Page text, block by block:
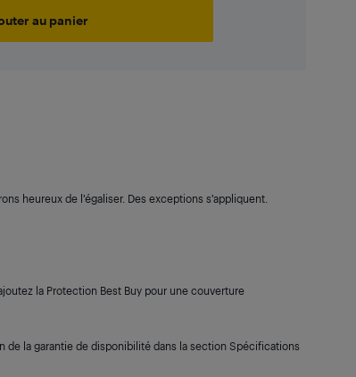
au panier
heureux de l’égaliser. Des exceptions s’appliquent.
la Protection Best Buy pour une couverture
de la garantie de disponibilité dans la section Spécifications